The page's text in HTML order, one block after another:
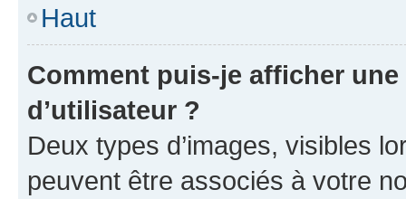
Haut
Comment puis-je afficher
d’utilisateur ?
Deux types d’images, visibles
peuvent être associés à votre